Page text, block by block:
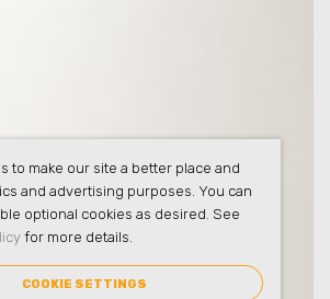
to make our site a better place and
and advertising purposes. You can
optional cookies as desired. See
for more details.
COOKIE SETTINGS